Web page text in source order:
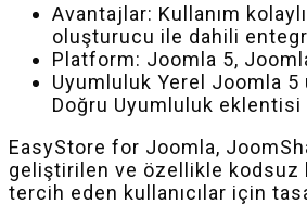
Avantajlar: Kullanım
oluşturucu ile dahili
Platform: Joomla 5,
Uyumluluk Yerel Joomla 5
Doğru Uyumluluk
EasyStore for Joomla,
geliştirilen ve özellikle kodsuz
tercih eden kullanıcılar için